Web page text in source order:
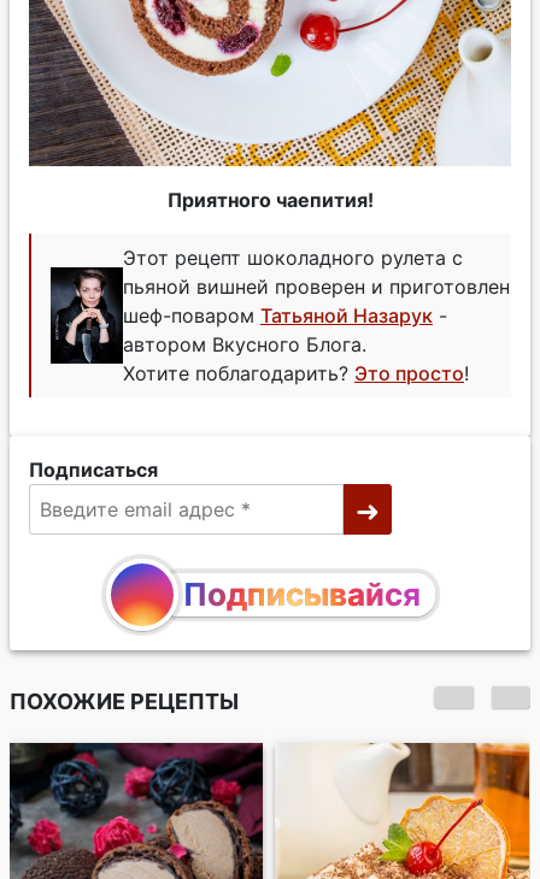
Приятного чаепития!
Этот рецепт шоколадного рулета с
пьяной вишней проверен и приготовлен
шеф-поваром Татьяной Назарук -
автором Вкусного Блога.
Хотите поблагодарить? Это просто!
Подписаться
Подписывайся
ПОХОЖИЕ РЕЦЕПТЫ
Шоколадно-
вишневый торт со
сливочным кремом